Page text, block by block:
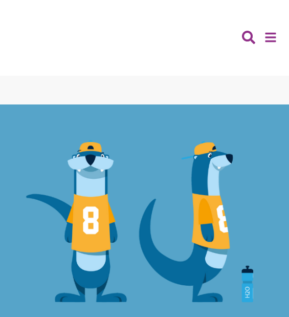
Wijken
Noordwijk
Hillegom
Teylingen
Ontmoeten
Jongeren
Vrijwilligers
Fit & vitaal
Mantelzorg
Verhuur
Contact